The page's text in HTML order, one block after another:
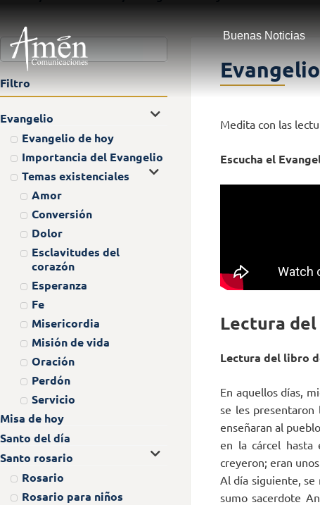
Buenas Noticias
Filtro
Evangelio
Evangelio de hoy
Importancia del Evangelio
Temas existenciales
Amor
Conversión
Dolor
Esclavitudes del
corazón
Esperanza
Fe
Misericordia
Misión de vida
Oración
Perdón
Servicio
Misa de hoy
Santo del día
Santo rosario
Rosario
Rosario para niños
Medita con las
Escucha el
Lectura
Lectura del libro
En aquellos días,
se les presentaron
enseñaran al
en la cárcel hasta
creyeron; eran
Al día siguiente, se
sumo sacerdote